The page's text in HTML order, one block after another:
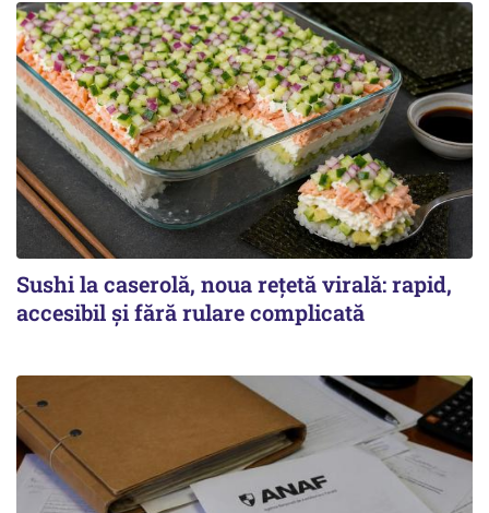
Sushi la caserolă, noua rețetă virală: rapid,
accesibil și fără rulare complicată